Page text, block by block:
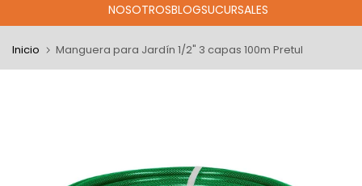
NOSOTROSBLOGSUCURSALES
Inicio Manguera para Jardín 1/2" 3 capas 100m Pretul